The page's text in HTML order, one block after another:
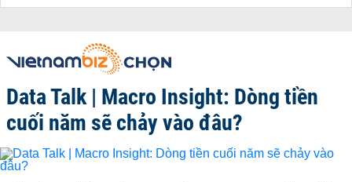
Data Talk | Macro Insight: Dòng tiền
cuối năm sẽ chảy vào đâu?